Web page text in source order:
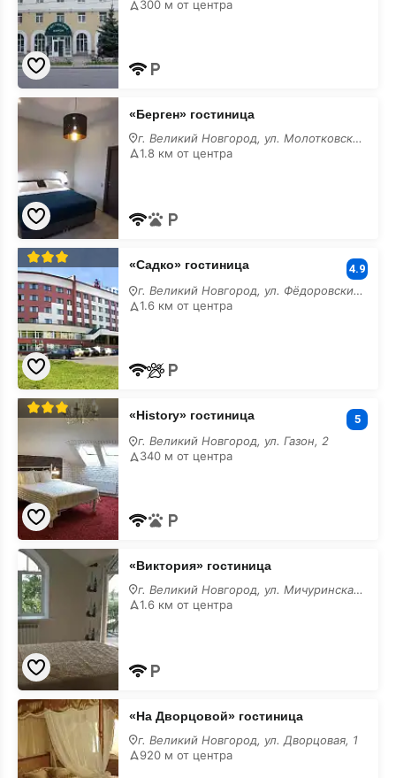
300 м от центра
«Берген»
гостиница
«Берген» гостиница
г. Великий Новгород, ул. Молотковская, 33
1.8 км от центра
«Садко»
гостиница
«Садко» гостиница 4.9
г. Великий Новгород, ул. Фёдоровский Ручей, 16
1.6 км от центра
«History»
гостиница
«History» гостиница 5
г. Великий Новгород, ул. Газон, 2
340 м от центра
«Виктория»
гостиница
«Виктория» гостиница
г. Великий Новгород, ул. Мичуринская, 14/А
1.6 км от центра
«На
Дворцовой»
гостиница
«На Дворцовой» гостиница
г. Великий Новгород, ул. Дворцовая, 1
920 м от центра